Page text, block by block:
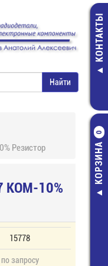
КОНТАКТЫ
КОРЗИНА
0
Резистор
КОМ-10%
15778
по запросу